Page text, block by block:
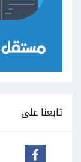
تابعنا على